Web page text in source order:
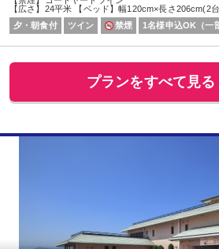
【広さ】24平米 【ベッド】幅120cm×長さ206cm(2
夕・朝食付
ツイン 禁煙 1名様申込OK（一
プランをすべて見る